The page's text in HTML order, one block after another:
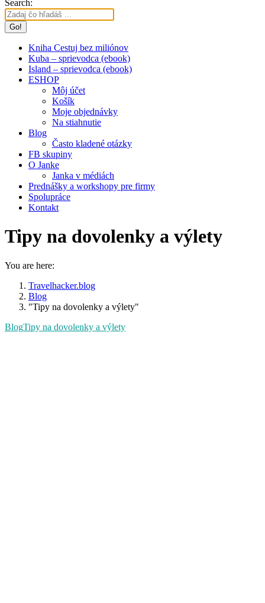
Search:
Kniha Cestuj bez miliónov
Kuba – sprievodca (ebook)
Island – sprievodca (ebook)
ESHOP
Môj účet
Košík
Moje objednávky
Na stiahnutie
Blog
Často kladené otázky
FB skupiny
O Janke
Janka v médiách
Prednášky a workshopy pre firmy
Spolupráce
Kontakt
Tipy na dovolenky a výlety
You are here:
Travelhacker.blog
Blog
"Tipy na dovolenky a výlety"
BlogTipy na dovolenky a výlety